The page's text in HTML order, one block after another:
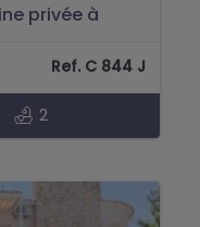
privée à
Ref. C 844 J
2